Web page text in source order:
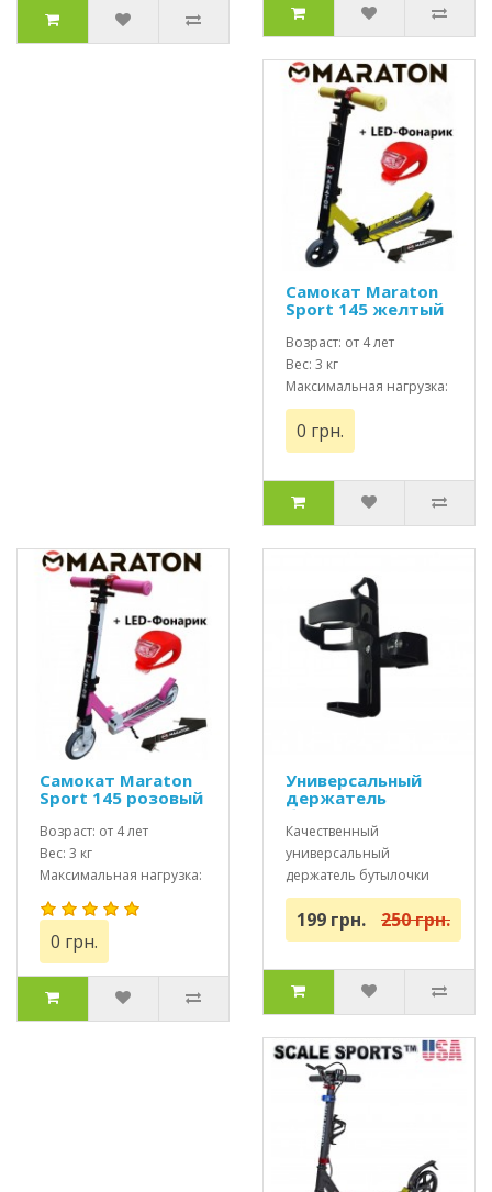
Самокат Maraton
Sport 145 желтый
+ Led фонарик
(2021)
Возраст: от 4 лет
Вес: 3 кг
Максимальная нагрузка:
до 70 кг
0 грн.
Самокат Maraton
Sport 145 розовый
+ Led фонарик
(2021)
Возраст: от 4 лет
Вес: 3 кг
Максимальная нагрузка:
до 70 кг
0 грн.
Универсальный
держатель
бутылочки для
самоката,
велосипеда и
коляски
Качественный
универсальный
держатель бутылочки
(подстаканник) для
самокатов, велосипедов
или колясок..
199 грн. 250 грн.